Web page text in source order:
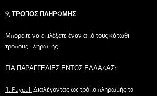
9, ΤΡΟΠΟΣ ΠΛΗΡΩΜΗΣ
Μπορείτε να επιλέξετε έναν από τους κάτωθι
τρόπους πληρωμής:
ΓΙΑ ΠΑΡΑΓΓΕΛΙΕΣ ΕΝΤΟΣ ΕΛΛΑΔΑΣ:
1. Paypal: Διαλέγοντας ως τρόπο πληρωμής το